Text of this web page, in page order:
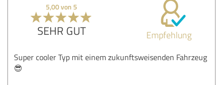
5,00 von 5
SEHR GUT Empfehlung
Super cooler Typ mit einem zukunftsweisenden Fahrzeug
😎